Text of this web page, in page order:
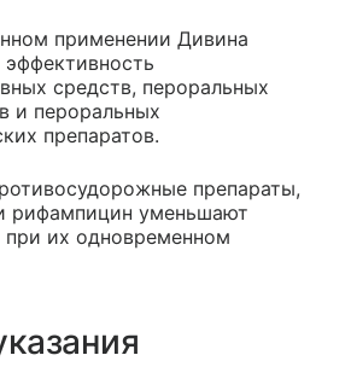
применении Дивина
средств, пероральных
и пероральных
препаратов.
препараты,
рифампицин уменьшают
их одновременном